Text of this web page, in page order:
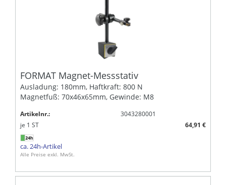
FORMAT Magnet-Messstativ
Ausladung: 180mm, Haftkraft: 800 N
Magnetfuß: 70x46x65mm, Gewinde: M8
Artikelnr.:
3043280001
je 1 ST 64,91 €
ca. 24h-Artikel
Alle Preise exkl. MwSt.